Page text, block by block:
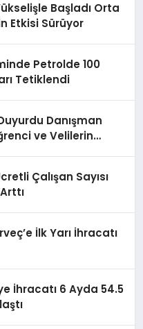
Başladı Orta
Etkisi Sürüyor
Petrolde 100
Tetiklendi
Danışman
ve Velilerin
Çalışan Sayısı
İlk Yarı İhracatı
İhracatı 6 Ayda 54.5